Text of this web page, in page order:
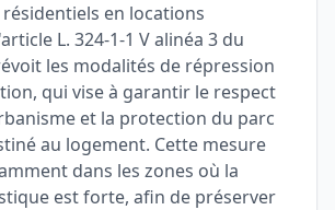
en locations
L. 324-1-1 V alinéa 3 du
les modalités de répression
qui vise à garantir le respect
et la protection du parc
au logement. Cette mesure
dans les zones où la
est forte, afin de préserver